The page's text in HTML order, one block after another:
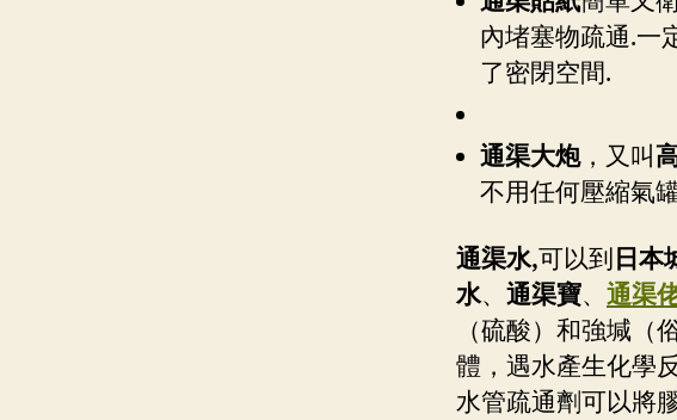
內堵塞物疏通.一
了密閉空間.
通渠大炮，又叫
不用任何壓縮氣
通渠水,可以到日本
水、 通渠寶、 通渠
（硫酸）和強堿（
體，遇水產生化學
水管疏通劑可以將